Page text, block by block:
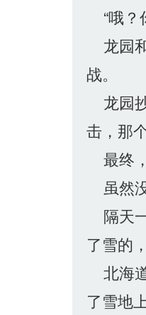
“哦？
龙园
战。
龙园
击，那
最终
虽然
隔天
了雪的
北海
了雪地